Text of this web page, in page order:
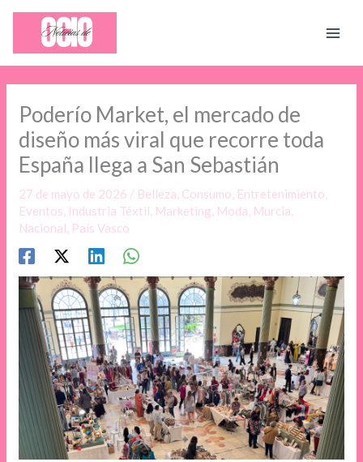
contenido
Poderío Market, el mercado de
diseño más viral que recorre toda
España llega a San Sebastián
27 de mayo de 2026 / Belleza, Consumo, Entretenimiento,
Eventos, Industria Téxtil, Marketing, Moda, Murcia,
Nacional, País Vasco